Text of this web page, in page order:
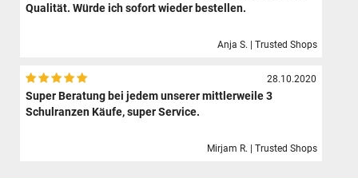
Qualität. Würde ich sofort wieder bestellen.
Anja S. | Trusted Shops
28.10.2020
Super Beratung bei jedem unserer mittlerweile 3
Schulranzen Käufe, super Service.
Mirjam R. | Trusted Shops